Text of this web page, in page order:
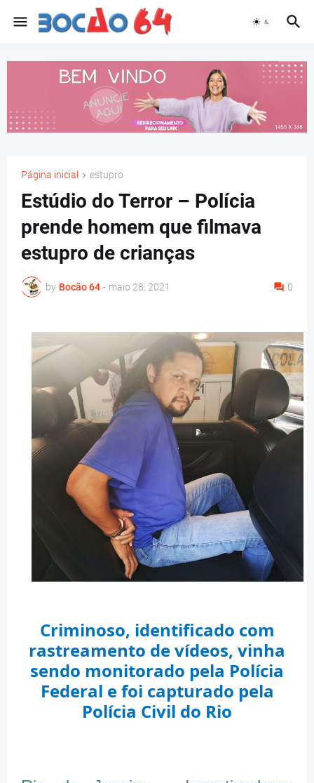
Página inicial estupro
Estúdio do Terror – Polícia
prende homem que filmava
estupro de crianças
by Bocão 64 - maio 28, 2021 0
Criminoso, identificado com
rastreamento de vídeos, vinha
sendo monitorado pela Polícia
Federal e foi capturado pela
Polícia Civil do Rio